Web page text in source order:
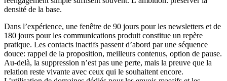
densité de la base.
Dans l’expérience, une fenêtre de 90 jours pour les newsletters et de
180 jours pour les communications produit constitue un repère
pratique. Les contacts inactifs passent d’abord par une séquence
douce: rappel de la proposition, meilleurs contenus, option de pause.
Au-delà, la suppression n’est pas une perte, mais la preuve que la
relation reste vivante avec ceux qui le souhaitent encore.